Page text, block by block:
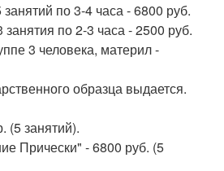
по 3-4 часа - 6800 руб.
по 2-3 часа - 2500 руб.
3 человека, материл -
образца выдается.
(5 занятий).
Прически" - 6800 руб. (5